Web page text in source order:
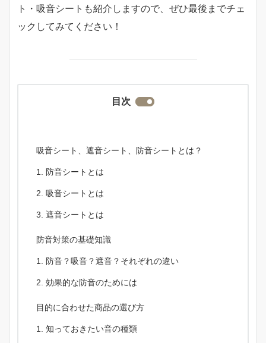
ト・吸音シートも紹介しますので、ぜひ最後までチェ
ックしてみてください！
目次
吸音シート、遮音シート、防音シートとは？
防音シートとは
吸音シートとは
遮音シートとは
防音対策の基礎知識
防音？吸音？遮音？それぞれの違い
効果的な防音のためには
目的に合わせた商品の選び方
知っておきたい音の種類